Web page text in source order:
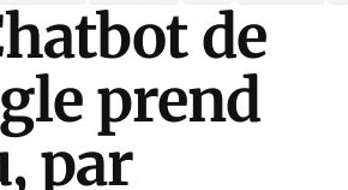
de
prend
par